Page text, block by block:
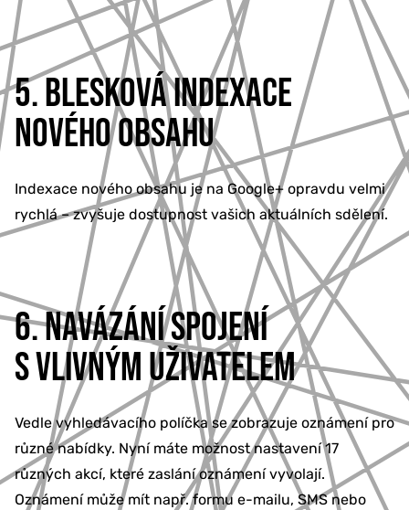
5. BLESKOVÁ INDEXACE
NOVÉHO OBSAHU
Indexace nového obsahu je na Google+ opravdu velmi
rychlá – zvyšuje dostupnost vašich aktuálních sdělení.
6. NAVÁZÁNÍ SPOJENÍ
S VLIVNÝM UŽIVATELEM
Vedle vyhledávacího políčka se zobrazuje oznámení pro
různé nabídky. Nyní máte možnost nastavení 17
různých akcí, které zaslání oznámení vyvolají.
Oznámení může mít např. formu e-mailu, SMS nebo